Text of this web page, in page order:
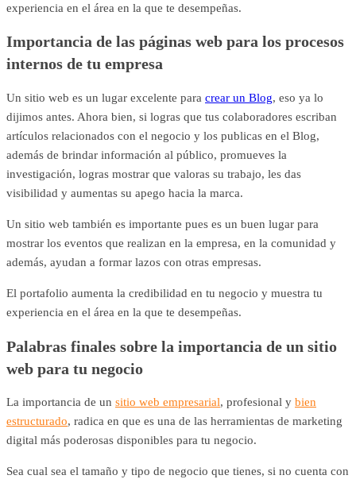
experiencia en el área en la que te desempeñas.
Importancia de las páginas web para los procesos
internos de tu empresa
Un sitio web es un lugar excelente para crear un Blog, eso ya lo
dijimos antes. Ahora bien, si logras que tus colaboradores escriban
artículos relacionados con el negocio y los publicas en el Blog,
además de brindar información al público, promueves la
investigación, logras mostrar que valoras su trabajo, les das
visibilidad y aumentas su apego hacia la marca.
Un sitio web también es importante pues es un buen lugar para
mostrar los eventos que realizan en la empresa, en la comunidad y
además, ayudan a formar lazos con otras empresas.
El portafolio aumenta la credibilidad en tu negocio y muestra tu
experiencia en el área en la que te desempeñas.
Palabras finales sobre la importancia de un sitio
web para tu negocio
La importancia de un sitio web empresarial, profesional y bien
estructurado, radica en que es una de las herramientas de marketing
digital más poderosas disponibles para tu negocio.
Sea cual sea el tamaño y tipo de negocio que tienes, si no cuenta con